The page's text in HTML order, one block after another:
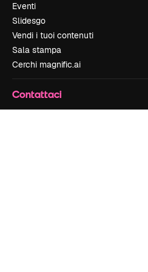
Eventi
Slidesgo
Vendi i tuoi contenuti
Sala stampa
Cerchi magnific.ai
Contattaci
Assistenza clienti